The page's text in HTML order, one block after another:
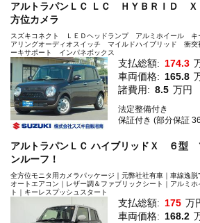
アルトラパンＬＣ ＬＣ ＨＹＢＲＩＤ
方位カメラ
スズキコネクト ＬＥＤヘッドランプ アルミホイール キ
アリングオーディオスイッチ マイルドハイブリッド 衝
ーキサポート インパネボックス
支払総額: 174.3
車両価格: 165.8
諸費用: 8.5 万円
法定整備付き
保証付き (部分保証
アルトラパンＬＣ ハイブリッドＸ ６型
ンルーフ！
全方位モニタ用カメラパッケージ｜元弊社社有車｜車線逸脱
オートエアコン｜レザー調＆ファブリックシート｜アルミ
ト｜キーレスプッシュスタート
支払総額: 175 万
車両価格: 168.2